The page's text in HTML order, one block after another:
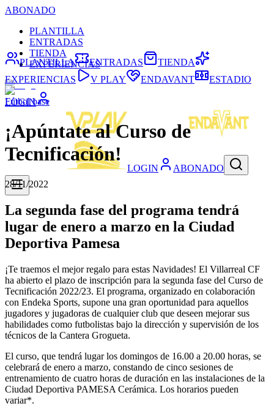
ABONADO
PLANTILLA
ENTRADAS
TIENDA
EXPERIENCIAS
LOGIN
LOGIN ABONADO
PLANTILLA ENTRADAS
TIENDA
EXPERIENCIAS
V PLAY ENDAVANT ESTADIO
Fútbol base
¡Apúntate al Curso de
Tecnificación!
28/11/2022
La segunda fase del programa tendrá
lugar de enero a marzo en la Ciudad
Deportiva Pamesa
¡Te traemos el mejor regalo para estas Navidades! El Villarreal CF
ha abierto el plazo de inscripción para la segunda fase del Curso de
Tecnificación 2022/23. El programa, organizado en colaboración
con Endeka Sports, supone una gran oportunidad para aquellos
jugadores y jugadoras de cualquier club que deseen mejorar sus
habilidades como futbolistas bajo la dirección y supervisión de los
técnicos de la Cantera Grogueta.
El curso, que tendrá lugar los domingos de 16.00 a 20.00 horas, se
celebrará de enero a marzo, constando de cinco sesiones de
entrenamiento de cuatro horas de duración en las instalaciones de la
Ciudad Deportiva PAMESA Cerámica. Los horarios pueden
variar*.